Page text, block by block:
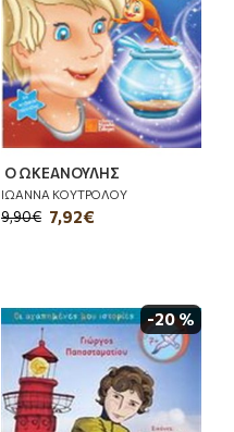
Ο ΩΚΕΑΝΟΥΛΗΣ
ΙΩΑΝΝΑ ΚΟΥΤΡΟΛΟΥ
7,92€
9,90€
-20 %